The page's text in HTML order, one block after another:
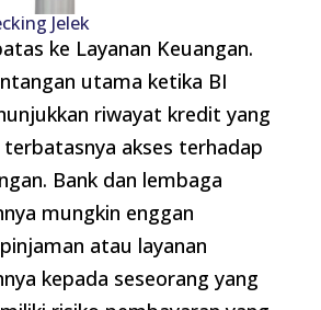
Jelek
ke Layanan Keuangan.
utama ketika BI
riwayat kredit yang
akses terhadap
Bank dan lembaga
mungkin enggan
atau layanan
kepada seseorang yang